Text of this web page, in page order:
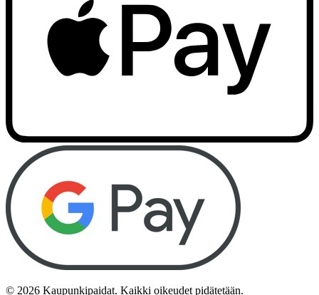
© 2026 Kaupunkipaidat. Kaikki oikeudet pidätetään.